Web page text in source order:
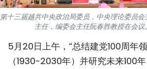
图表新闻
图库
视频
第十三届越共中央政治局委员，中央理论委员
主任，编委会主任阮春胜教授在会议
5月20日上午，“总结建党100周年
（1930-2030年）并研究未来100